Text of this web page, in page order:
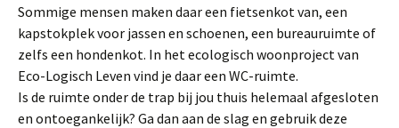
Sommige mensen maken daar een fietsenkot van, een
kapstokplek voor jassen en schoenen, een bureauruimte of
zelfs een hondenkot. In het ecologisch woonproject van
Eco-Logisch Leven vind je daar een WC-ruimte.
Is de ruimte onder de trap bij jou thuis helemaal afgesloten
en ontoegankelijk? Ga dan aan de slag en gebruik deze